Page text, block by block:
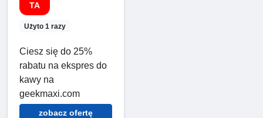
TA
Użyto 1 razy
Ciesz się do 25%
rabatu na ekspres do
kawy na
geekmaxi.com
zobacz ofertę